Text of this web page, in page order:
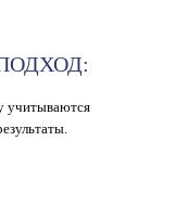
учитываются